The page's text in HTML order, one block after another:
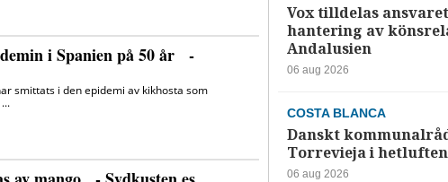
Vox tilldelas
hantering av
Andalusien
06 aug 2026
COSTA BLANCA
Danskt
Torrevieja i hetluften
06 aug 2026